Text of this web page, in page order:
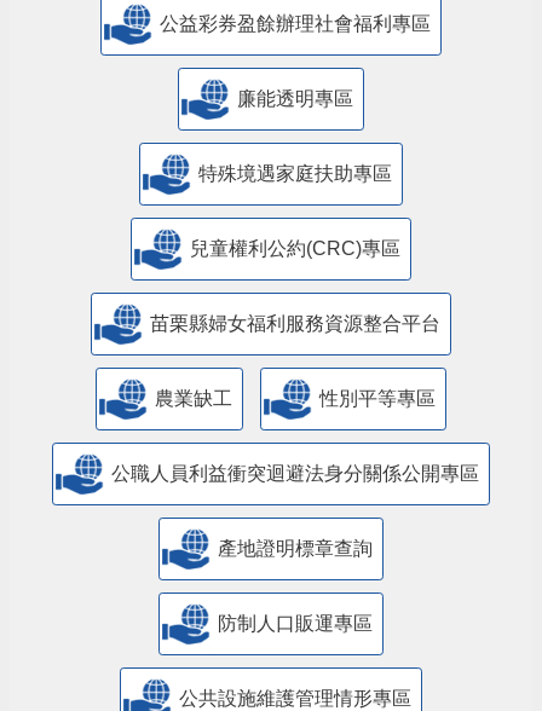
公益彩券盈餘辦理社會福利專區
廉能透明專區
特殊境遇家庭扶助專區
兒童權利公約(CRC)專區
苗栗縣婦女福利服務資源整合平台
農業缺工 性別平等專區
公職人員利益衝突迴避法身分關係公開專區
產地證明標章查詢
防制人口販運專區
​公共設施維護管理情形專區